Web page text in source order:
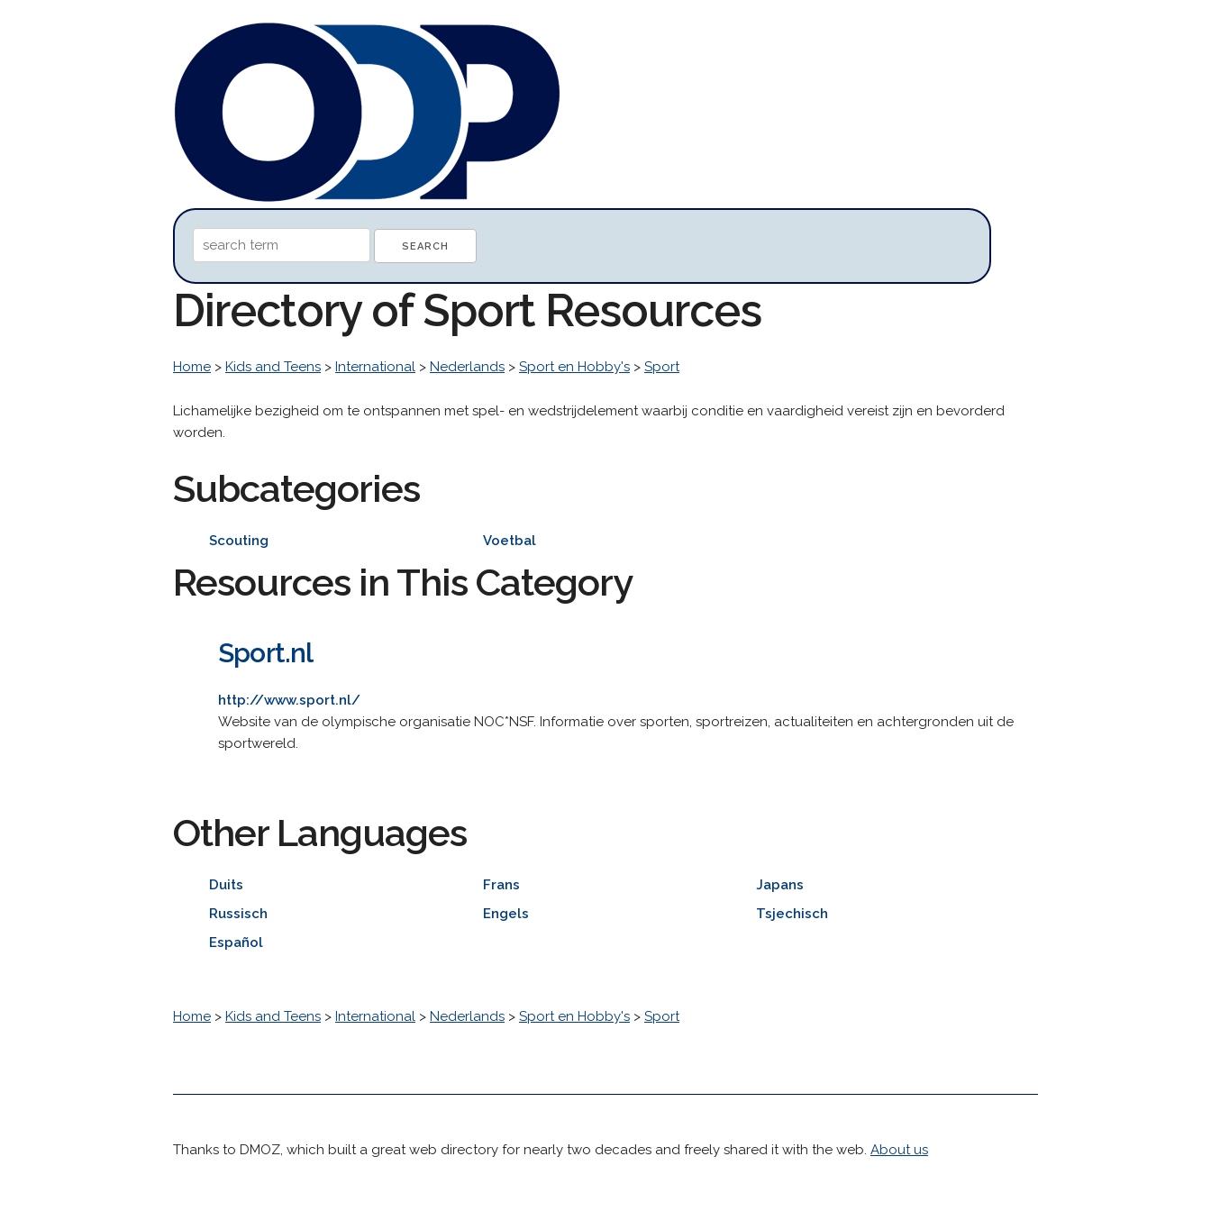
Directory of Sport Resources
Home > Kids and Teens > International > Nederlands > Sport en Hobby's > Sport
Lichamelijke bezigheid om te ontspannen met spel- en wedstrijdelement waarbij conditie en vaardigheid vereist zijn en bevorderd
worden.
Subcategories
Scouting Voetbal
Resources in This Category
Sport.nl
http://www.sport.nl/
Website van de olympische organisatie NOC*NSF. Informatie over sporten, sportreizen, actualiteiten en achtergronden uit de
sportwereld.
Other Languages
Duits Frans
Japans
Russisch
Engels
Tsjechisch
Español
Home > Kids and Teens > International > Nederlands > Sport en Hobby's > Sport
Thanks to DMOZ, which built a great web directory for nearly two decades and freely shared it with the web. About us